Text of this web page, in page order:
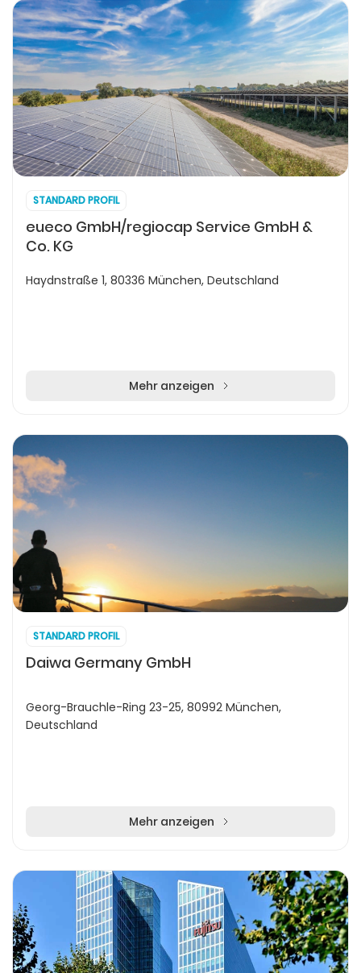
STANDARD PROFIL
eueco GmbH/regiocap Service GmbH &
Co. KG
Haydnstraße 1, 80336 München, Deutschland
Mehr anzeigen
STANDARD PROFIL
Daiwa Germany GmbH
Georg-Brauchle-Ring 23-25, 80992 München,
Deutschland
Mehr anzeigen